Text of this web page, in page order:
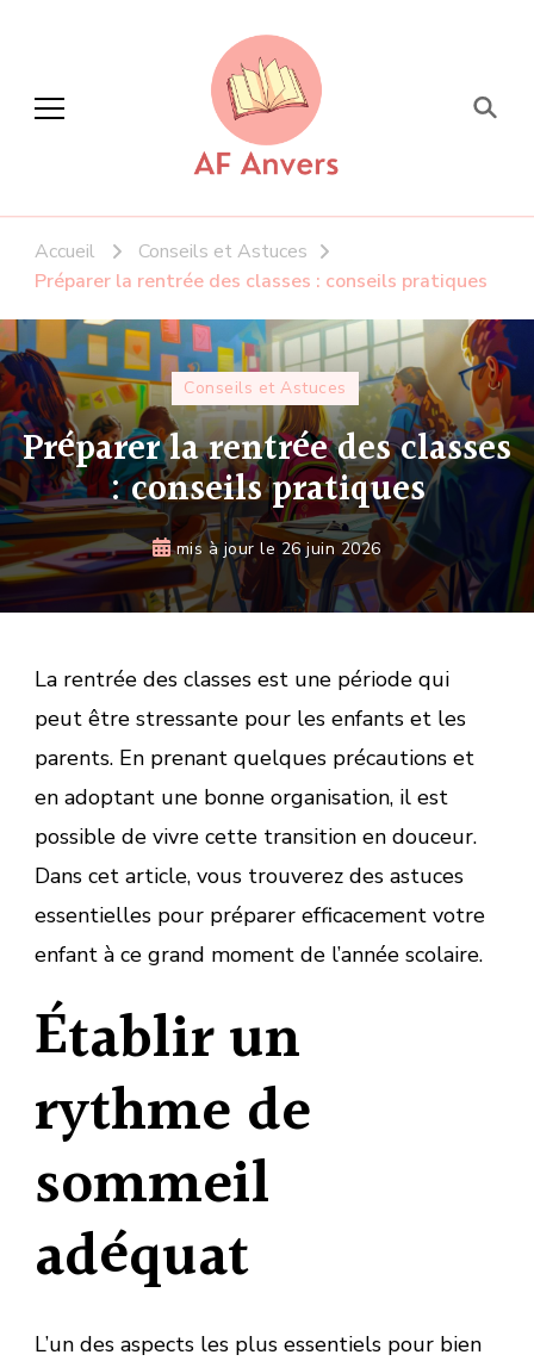
AF Anvers
Accueil
Conseils et Astuces
Préparer la rentrée des classes : conseils pratiques
Conseils et Astuces
Préparer la rentrée des classes
: conseils pratiques
mis à jour le 26 juin 2026
La rentrée des classes est une période qui
peut être stressante pour les enfants et les
parents. En prenant quelques précautions et
en adoptant une bonne organisation, il est
possible de vivre cette transition en douceur.
Dans cet article, vous trouverez des astuces
essentielles pour préparer efficacement votre
enfant à ce grand moment de l’année scolaire.
Établir un
rythme de
sommeil
adéquat
L’un des aspects les plus essentiels pour bien